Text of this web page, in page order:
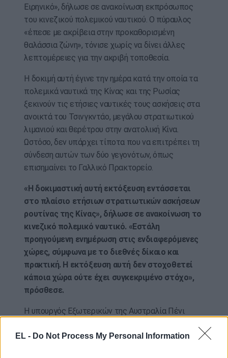
EL - Do Not Process My Personal Information
Ειρηνικό», δήλωσε σε ανακοίνωση εκπρόσωπος
του κινεζικού πολεμικού ναυτικού. Ο πύραυλος
«έπεσε με ακρίβεια στην προκαθορισμένη
θαλάσσια ζώνη», τόνισε χωρίς να δίνει άλλες
λεπτομέρειες για την ακριβή τοποθεσία.
Η δοκιμή αυτή έγινε την ημέρα κατά την οποία τα
πολεμικά ναυτικά της Κίνας και της Ρωσίας
ξεκινούν τις ετήσιες ναυτικές τους ασκήσεις στα
ανοικτά του Τσινγκντάο, μεγάλου στρατιωτικού
λιμανιού και θερέτρου στην ανατολική Κίνα.
Ωστόσο, δεν υπάρχει τίποτα που να επιτρέπει τη
σύνδεση αυτών των δύο γεγονότων, όπως
επισημαίνει το Γαλλικό Πρακτορείο.
«Η δοκιμαστική αυτή εκτόξευση εντάσσεται
στο πλαίσιο ετήσιων στρατιωτικών ασκήσεων
ρουτίνας της Κίνας», δήλωσε σε ανακοίνωση το
κινεζικό πολεμικό ναυτικό. «Εστάλη
προηγούμενη ενημέρωση στις ενδιαφερόμενες
χώρες, σύμφωνα με το διεθνές δίκαιο και
πρακτική. Η εκτόξευση αυτή δεν στοχοθετεί
κάποια χώρα ούτε έχει συγκεκριμένο στόχο»,
πρόσθεσε.
Η υπουργός Εξωτερικών της Αυστραλία Πένι
κυβέρνηση για τη προγραμματισμένη δοκιμή αλλά